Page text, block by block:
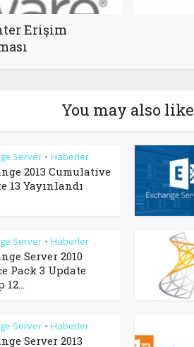
Erişim
You may also like
Server • Haberler
2013 Cumulative
13 Yayınlandı
Server • Haberler
Server 2010
Pack 3 Update
12...
Server • Haberler
Server 2013